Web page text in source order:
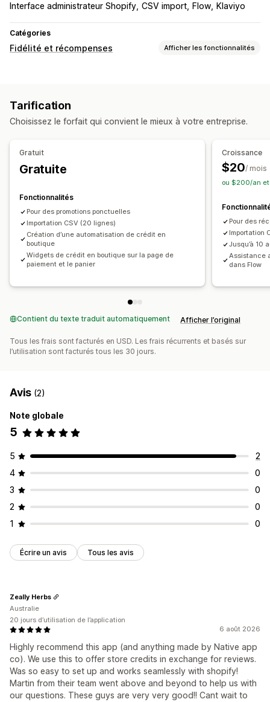
Interface administrateur Shopify CSV import Flow Klaviyo
Catégories
Fidélité et récompenses Afficher les fonctionnalités
Programmes de cartes-cadeaux
Programmes de remises en espèces
Récompenses POS
Tarification
Choisissez le forfait qui convient le mieux à votre entreprise.
Gratuit
Gratuite
Fonctionnalités
Pour des promotions ponctuelles
Importation CSV (20 lignes)
Création d’une automatisation de crédit en
boutique
Widgets de crédit en boutique sur la page de
paiement et le panier
Croissance
$20/ mois
ou $200/an et
Pour des
Importation
Jusqu’à 10
Assistance
dans Flow
Contient du texte traduit automatiquement Afficher l’original
Tous les frais sont facturés en USD. Les frais récurrents et basés sur
l’utilisation sont facturés tous les 30 jours.
Avis (2)
Note globale
5
5
2
4
0
3
0
2
0
1
0
Écrire un avis Tous les avis
6 août 2026
Highly recommend this app (and anything made by Native app
co). We use this to offer store credits in exchange for reviews.
Was so easy to set up and works seamlessly with shopify!
Martin from their team went above and beyond to help us with
our questions. These guys are very very good!! Cant wait to
Zeally Herbs
Australie
20 jours d’utilisation de l’application